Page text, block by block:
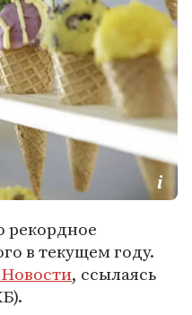
рекордное
в текущем году.
, ссылаясь